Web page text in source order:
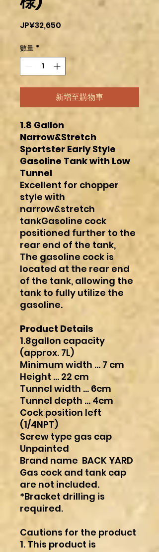
JP¥32,650
數量 *
新增至購物車
1.8 Gallon
Narrow&Stretch
Sportster Early Style
Gasoline Tank with Low
Tunnel
Excellent for chopper
style with
narrow&stretch
tankGasoline cock
positioned further to the
rear end of the tank,
The gasoline cock is
located at the rear end
of the tank, allowing the
tank to fully utilize the
gasoline.
Product Details
1.8gallon capacity
(approx. 7L)
Minimum width ... 7 cm
Height ... 22 cm
Tunnel width ... 6cm
Tunnel depth ... 4cm
Cock position left
(1/4NPT)
Screw type gas cap
Unpainted
Brand name BACK YARD
Gas cock and tank cap
are not included.
*Bracket drilling is
required.
Cautions for the product
1. This product is